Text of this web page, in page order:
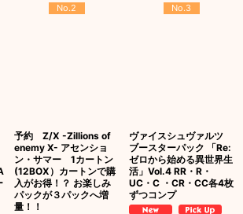
No.2
予約 Z/X -Zillions of
enemy X- アセンショ
ン・サマー 1カートン
(12BOX）カートンで購
入がお得！？ お楽しみ
パックが３パックへ増
量！！
No.3
ヴァイスシュヴァルツ
ブースターパック 「Re:
ゼロから始める異世界生
活」Vol.4 RR・R・
UC・C ・CR・CC各4枚
ずつコンプ